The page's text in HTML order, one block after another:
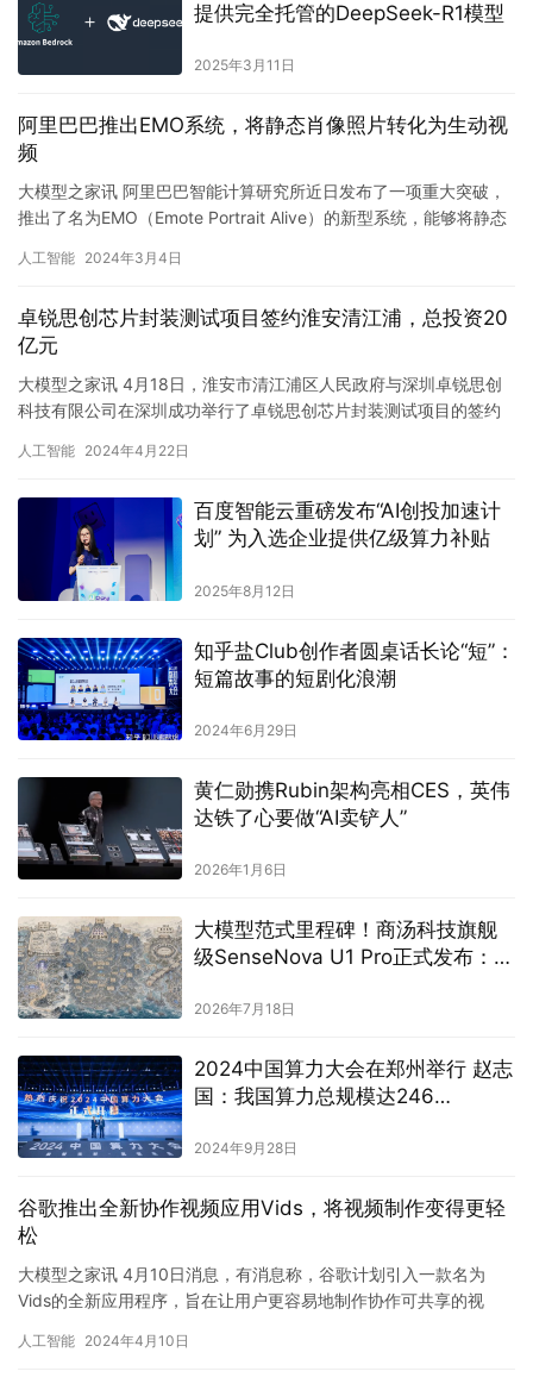
提供完全托管的DeepSeek-R1模型
2025年3月11日
阿里巴巴推出EMO系统，将静态肖像照片转化为生动视
频
大模型之家讯 阿里巴巴智能计算研究所近日发布了一项重大突破，
推出了名为EMO（Emote Portrait Alive）的新型系统，能够将静态
人工智能 2024年3月4日
卓锐思创芯片封装测试项目签约淮安清江浦，总投资20
亿元
大模型之家讯 4月18日，淮安市清江浦区人民政府与深圳卓锐思创
科技有限公司在深圳成功举行了卓锐思创芯片封装测试项目的签约
人工智能 2024年4月22日
百度智能云重磅发布“AI创投加速计
划” 为入选企业提供亿级算力补贴
2025年8月12日
知乎盐Club创作者圆桌话长论“短”：
短篇故事的短剧化浪潮
2024年6月29日
黄仁勋携Rubin架构亮相CES，英伟
达铁了心要做“AI卖铲人”
2026年1月6日
大模型范式里程碑！商汤科技旗舰
级SenseNova U1 Pro正式发布：从
2026年7月18日
2024中国算力大会在郑州举行 赵志
国：我国算力总规模达246
2024年9月28日
谷歌推出全新协作视频应用Vids，将视频制作变得更轻
松
大模型之家讯 4月10日消息，有消息称，谷歌计划引入一款名为
Vids的全新应用程序，旨在让用户更容易地制作协作可共享的视
人工智能 2024年4月10日